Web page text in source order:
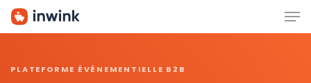
Skip
PLATEFORME ÉVÉNEMENTIELLE B2B